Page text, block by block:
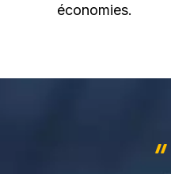
économies.